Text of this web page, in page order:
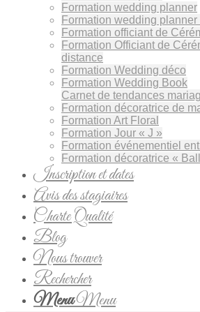
Formation wedding planner
Formation wedding planner
Formation officiant de
Formation Officiant de
distance
Formation Wedding déco
Formation Wedding Book
Carnet de tendances
Formation décoratrice de
Formation Art Floral
Formation Jour « J »
Formation événementiel
Formation décoratrice «
Inscription et dates
Avis des stagiaires
Charte Qualité
Blog
Nous trouver
Rechercher
MenuMenu